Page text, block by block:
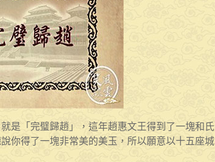
是「完璧歸趙」，這年趙惠文王得到了一塊和氏
你得了一塊非常美的美玉，所以願意以十五座城